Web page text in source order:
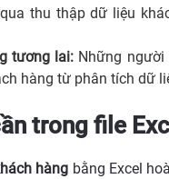
thu thập dữ liệu
tương lai: Những
hàng từ phân tích dữ
trong file
hàng bằng Excel